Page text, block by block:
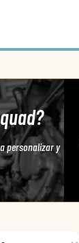
personalizar y